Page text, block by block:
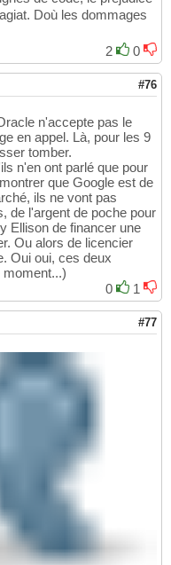
Doù les dommages
2
0
#76
n'accepte pas le
en appel. Là, pour les 9
tomber.
n'en ont parlé que pour
que Google est de
ils ne vont pas
de l'argent de poche pour
Ellison de financer une
Ou alors de licencier
Oui oui, ces deux
0
1
#77